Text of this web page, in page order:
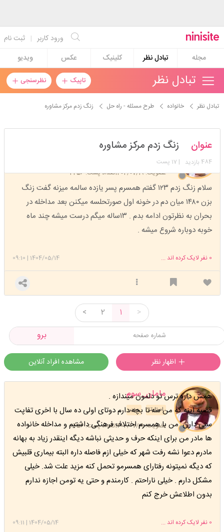
ثبت نام | ورود کاربر
مجله
تبادل نظر کلینیک عکس ویدیو
تاپیک نظرسنجی تبادل نظر
تبادل نظر خانواده طرح مسئله - راه حل زنگ زدم مرکز مشاوره
مامان_سوم
عضویت: 1402/07/19 تعداد پست: 2456
عنوان زنگ زدم مرکز مشاوره
484 بازدید | 17 پست
سلام زنگ زدم ۱۲۳ گفتم همسرم پسر یازده سالمه میزنه گفت زنگ
بزن ۱۴۸۰ میان دم در خونه اول صورتحلسه میکنن بعد مداخله در
بحران به نظرتون ادامه بدم . ۱۳ساله میگم درست میشه چند ماه
خوبه دوباره شروع میشه .
1404/05/14
|
09:10 0 نفر لایک کرده اند ...
>
1
2
<
برو
مشاهده افراد آنلاین
مامان_سوم
مدیر استارتر
عضویت: 1402/07/19 تعداد پست: 2456
همش داره ترس تو دلمون میندازه .
قضیه اینه که من سه تا بچه دارم دوتای اولی ده سال با اخری تفاپت
سنی دارن من با همسرم اختلاف فرهنگی داشتیم و مداخله خانواده
ها مادر من برای اینکه حرف و حدیثی نباشه دیگه اینقدر زیاد به بهانه
مادرم دعوا نشه رفت شهر که خیلی ازم فاصله داره البته بیماری قلبیش
که دیگه نمیتونه رفتارای همسرمو تحمل کنه مزید علت شد. خیلی
مشکل دارم . خیلی ناراحتم . کارمندم و حتی یه تومن اجازه ندارم
بدون اطلاعش خرج کنم
1404/05/14
|
09:11 0 نفر لایک کرده اند ...